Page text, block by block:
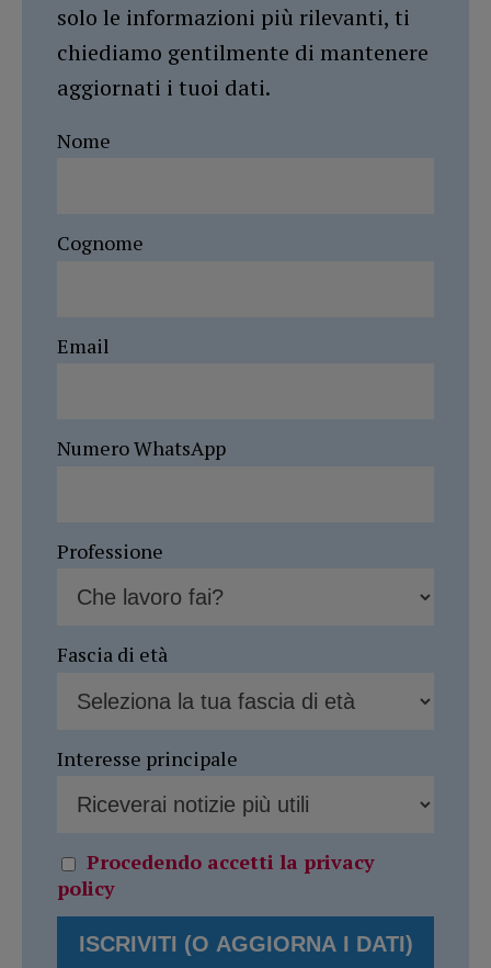
solo le informazioni più rilevanti, ti
chiediamo gentilmente di mantenere
aggiornati i tuoi dati.
Nome
Cognome
Email
Numero WhatsApp
Professione
Fascia di età
Interesse principale
Procedendo accetti la privacy
policy